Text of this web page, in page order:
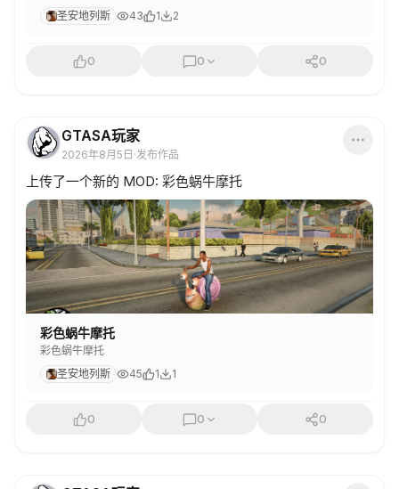
圣安地列斯
43 1 2
0 0 0
GTASA玩家
2026年8月5日 ·发布作品
上传了一个新的 MOD: 彩色蜗牛摩托
彩色蜗牛摩托
彩色蜗牛摩托
圣安地列斯
45 1 1
0 0 0